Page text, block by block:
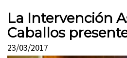
La Intervención
Caballos
23/03/2017